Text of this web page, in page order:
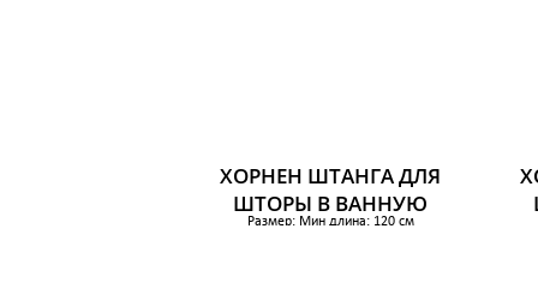
ХОРНЕН ШТАНГА ДЛЯ
ШТОРЫ В ВАННУЮ
Размер: Мин длина: 120 см